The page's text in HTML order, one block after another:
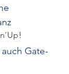
Gate-